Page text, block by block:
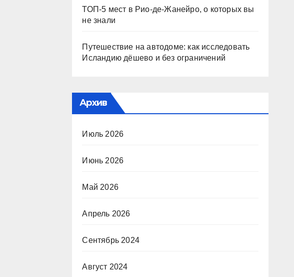
ТОП-5 мест в Рио-де-Жанейро, о которых вы
не знали
Путешествие на автодоме: как исследовать
Исландию дёшево и без ограничений
Архив
Июль 2026
Июнь 2026
Май 2026
Апрель 2026
Сентябрь 2024
Август 2024